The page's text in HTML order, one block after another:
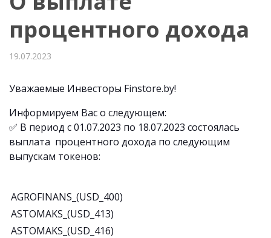
процентного дохода
19.07.2023
Уважаемые Инвесторы Finstore.by!
Информируем Вас о следующем:
✅ В период с 01.07.2023 по 18.07.2023 состоялась
выплата процентного дохода по следующим
выпускам токенов:
AGROFINANS_(USD_400)
ASTOMAKS_(USD_413)
ASTOMAKS_(USD_416)